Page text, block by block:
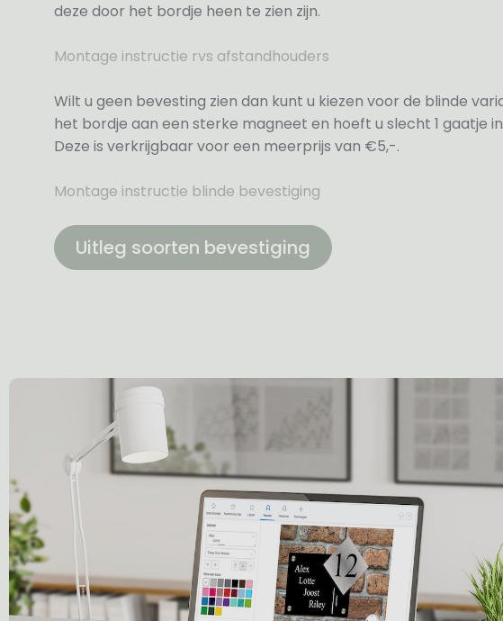
deze door het bordje heen te zien zijn.
Montage instructie rvs afstandhouders
Wilt u geen bevesting zien dan kunt u kiezen voor de blinde
het bordje aan een sterke magneet en hoeft u slecht 1 gaatje
Deze is verkrijgbaar voor een meerprijs van €5,-.
Montage instructie blinde bevestiging
Uitleg soorten bevestiging